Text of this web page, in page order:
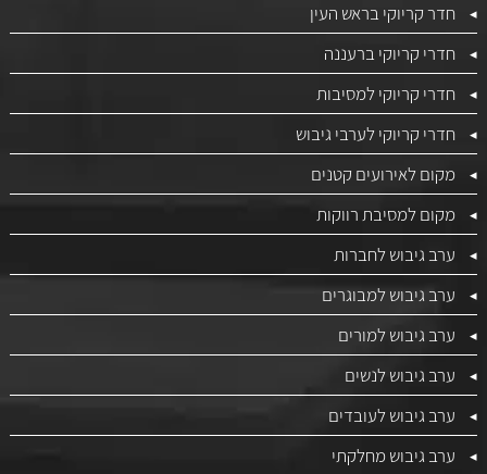
חדר קריוקי בראש העין
חדרי קריוקי ברעננה
חדרי קריוקי למסיבות
חדרי קריוקי לערבי גיבוש
מקום לאירועים קטנים
מקום למסיבת רווקות
ערב גיבוש לחברות
ערב גיבוש למבוגרים
ערב גיבוש למורים
ערב גיבוש לנשים
ערב גיבוש לעובדים
ערב גיבוש מחלקתי